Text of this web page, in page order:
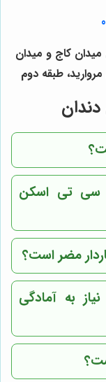
کاج و میدان
طبقه دوم
سی تی اسکن
مضر است؟
به آمادگی